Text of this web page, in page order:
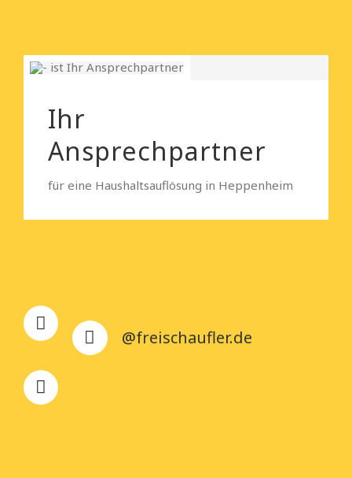
Ihr
Ansprechpartner
für eine Haushaltsauflösung in Heppenheim
@freischaufler.de